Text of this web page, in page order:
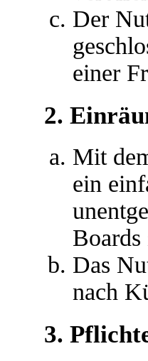
Der
einer
2.
Mit
ein
Boards
Das
nach
3.